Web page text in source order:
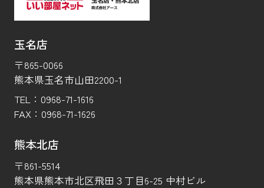
玉名店
〒865-0066
熊本県玉名市山田2200-1
TEL： 0968-71-1616
FAX： 0968-71-1626
熊本北店
〒861-5514
熊本県熊本市北区飛田３丁目6-25 中村ビル